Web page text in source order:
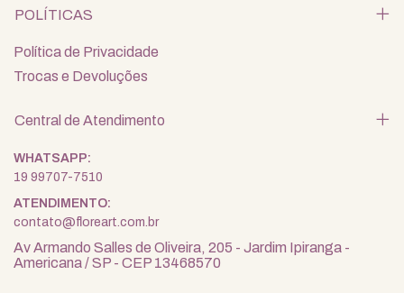
POLÍTICAS
Política de Privacidade
Trocas e Devoluções
Central de Atendimento
19 99707-7510
contato@floreart.com.br
Av Armando Salles de Oliveira, 205 - Jardim Ipiranga -
Americana / SP - CEP 13468570